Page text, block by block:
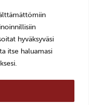
hyväksyväsi
itse haluamasi
mediassa:
Jaa
tämä
LinkedIn:ssä
Jaa
tämä
sähköpostitse
tämä